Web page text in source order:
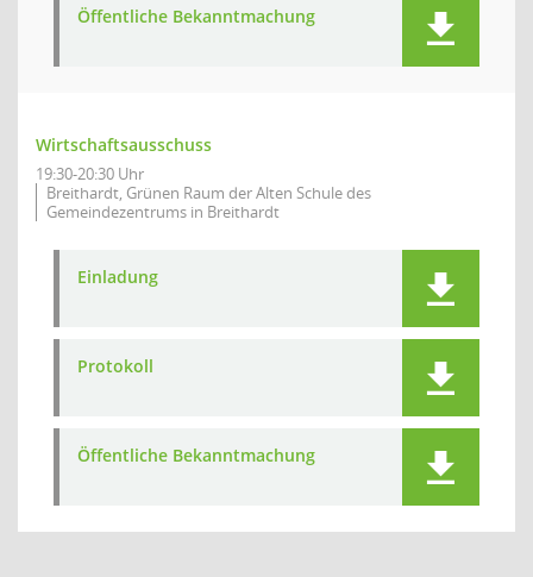
Öffentliche Bekanntmachung
Wirtschaftsausschuss
19:30-20:30 Uhr
Breithardt, Grünen Raum der Alten Schule des
Gemeindezentrums in Breithardt
Einladung
Protokoll
Öffentliche Bekanntmachung